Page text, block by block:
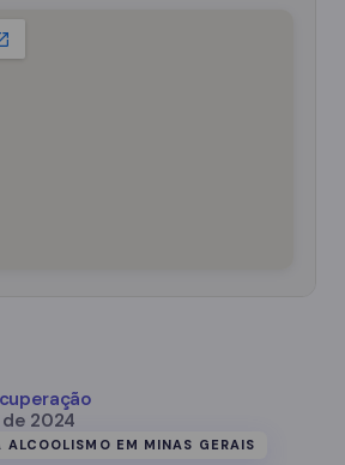
2024
ALCOOLISMO EM MINAS GERAIS